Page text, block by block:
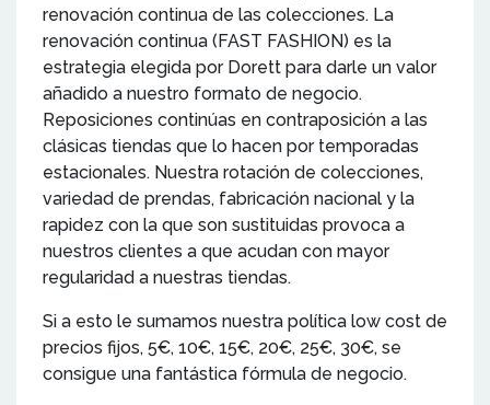
renovación continua de las colecciones. La
renovación continua (FAST FASHION) es la
estrategia elegida por Dorett para darle un valor
añadido a nuestro formato de negocio.
Reposiciones continúas en contraposición a las
clásicas tiendas que lo hacen por temporadas
estacionales. Nuestra rotación de colecciones,
variedad de prendas, fabricación nacional y la
rapidez con la que son sustituidas provoca a
nuestros clientes a que acudan con mayor
regularidad a nuestras tiendas.
Si a esto le sumamos nuestra política low cost de
precios fijos, 5€, 10€, 15€, 20€, 25€, 30€, se
consigue una fantástica fórmula de negocio.